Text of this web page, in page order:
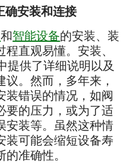
确安装和连接
和智能设备的安装、装
直观易懂。安装、
提供了详细说明以及
。然而，多年来，
装错误的情况，如阀
要的压力，或为了适
安装等。虽然这种情
装可能会缩短设备寿
准确性。